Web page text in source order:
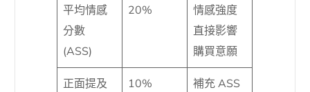
平均情感
分數
(ASS)
20%
情感強度
直接影響
購買意願
正面提及
10%
補充 ASS